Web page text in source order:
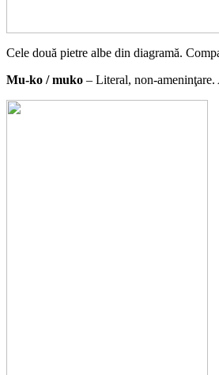
Cele două pietre albe din diagramă.
Mu-ko / muko – Literal, non-ameninţare.